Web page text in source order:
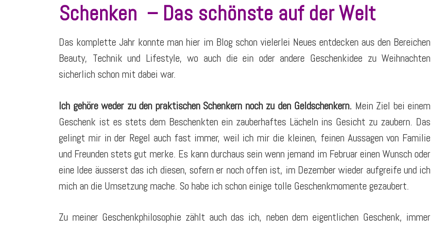
Schenken – Das schönste auf der Welt
Das komplette Jahr konnte man hier im Blog schon vielerlei Neues entdecken aus den Bereichen
Beauty, Technik und Lifestyle, wo auch die ein oder andere Geschenkidee zu Weihnachten
sicherlich schon mit dabei war.
Ich gehöre weder zu den praktischen Schenkern noch zu den Geldschenkern. Mein Ziel bei einem
Geschenk ist es stets dem Beschenkten ein zauberhaftes Lächeln ins Gesicht zu zaubern. Das
gelingt mir in der Regel auch fast immer, weil ich mir die kleinen, feinen Aussagen von Familie
und Freunden stets gut merke. Es kann durchaus sein wenn jemand im Februar einen Wunsch oder
eine Idee äusserst das ich diesen, sofern er noch offen ist, im Dezember wieder aufgreife und ich
mich an die Umsetzung mache. So habe ich schon einige tolle Geschenkmomente gezaubert.
Zu meiner Geschenkphilosophie zählt auch das ich, neben dem eigentlichen Geschenk, immer